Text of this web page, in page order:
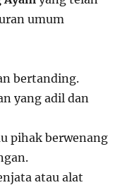
umum
bertanding.
yang adil dan
pihak berwenang
atau alat